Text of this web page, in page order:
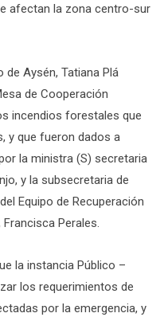
afectan la zona centro-sur
de Aysén, Tatiana Plá
de Cooperación
incendios forestales que
y que fueron dados a
la ministra (S) secretaria
y la subsecretaria de
Equipo de Recuperación
Perales.
la instancia Público –
los requerimientos de
por la emergencia, y